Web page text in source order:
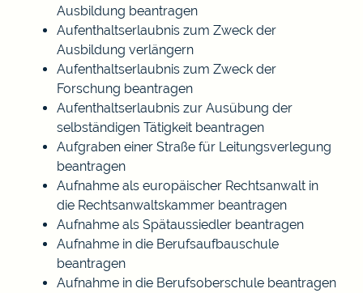
Ausbildung beantragen
Aufenthaltserlaubnis zum Zweck der
Ausbildung verlängern
Aufenthaltserlaubnis zum Zweck der
Forschung beantragen
Aufenthaltserlaubnis zur Ausübung der
selbständigen Tätigkeit beantragen
Aufgraben einer Straße für Leitungsverlegung
beantragen
Aufnahme als europäischer Rechtsanwalt in
die Rechtsanwaltskammer beantragen
Aufnahme als Spätaussiedler beantragen
Aufnahme in die Berufsaufbauschule
beantragen
Aufnahme in die Berufsoberschule beantragen